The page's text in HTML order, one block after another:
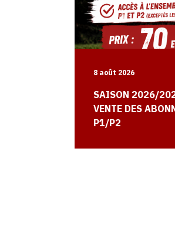
8 août 2026
SAISON 2026/
VENTE DES
P1/P2